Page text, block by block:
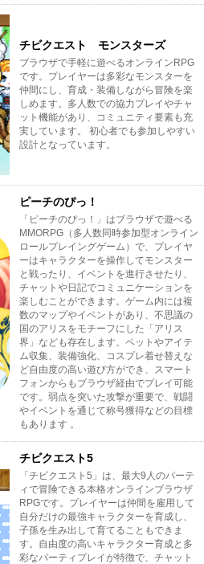
チビクエスト モンスターズ
ブラウザで手軽に遊べるオンラインRPG
です。プレイヤーは多彩なモンスターを
仲間にし、育成・装備しながら冒険を楽
しめます。多人数での協力プレイやチャ
ット機能があり、コミュニティ要素も充
実しています。 初心者でも参加しやすい
設計となっています。
ピーチのぴっ！
「ピーチのぴっ！」はブラウザで遊べる
MMORPG（多人数同時参加型オンライン
ロールプレイングゲーム）で、プレイヤ
ーはキャラクターを操作してモンスター
と戦ったり、イベントを進行させたり、
チャットや日記でコミュニケーションを
楽しむことができます。ゲーム内には複
数のマップやイベントがあり、不思議の
国のアリスをモチーフにした「アリス
界」なども存在します。ペットやアイテ
ム収集、装備強化、コスプレ着せ替えな
ど自由度の高い遊び方ができ、スマート
フォンからもブラウザ経由でプレイ可能
です。弱点を突いた攻撃が重要で、戦闘
やイベントを通じて称号獲得などの目標
もあります 。
チビクエスト5
「チビクエスト5」は、最大9人のパーテ
ィで冒険できる本格オンラインブラウザ
RPGです。プレイヤーは仲間を雇用して
自分だけの最強キャラクターを育成し、
子孫を生み出して育てることもできま
す。自由度の高いキャラクター育成と多
彩なパーティプレイが特徴で、チャット